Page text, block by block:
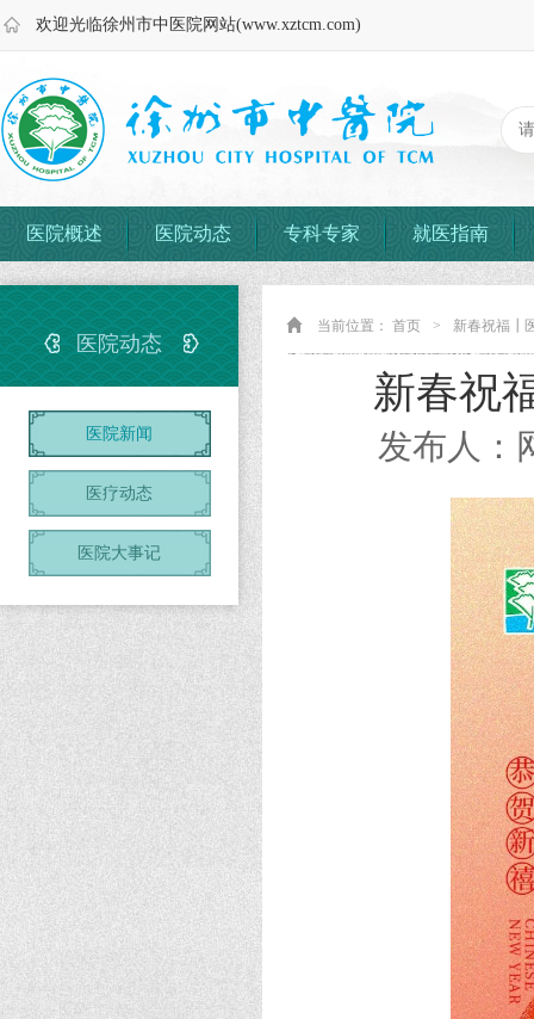
欢迎光临徐州市中医院网站(www.xztcm.com)
医院概述 医院动态 专科专家 就医指南
医院动态
医院新闻
医疗动态
医院大事记
当前位置： 首页 > 新春祝福┃
新春祝
发布人：